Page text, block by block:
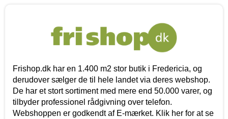
Frishop.dk har en 1.400 m2 stor butik i Fredericia, og
derudover sælger de til hele landet via deres webshop.
De har et stort sortiment med mere end 50.000 varer, og
tilbyder professionel rådgivning over telefon.
Webshoppen er godkendt af E-mærket. Klik her for at se